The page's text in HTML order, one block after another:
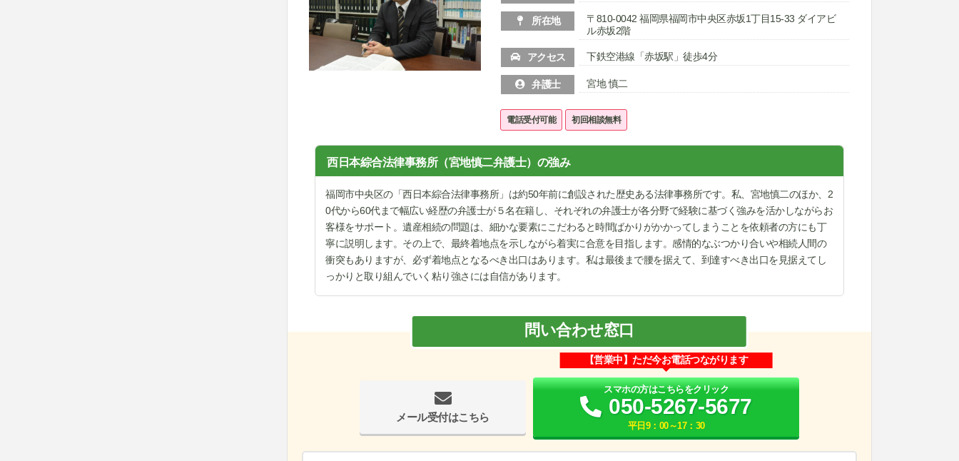
所在地
〒810-0042 福岡県福岡市中央区赤坂1丁目15-33 ダイアビ
ル赤坂2階
アクセス 下鉄空港線「赤坂駅」徒歩4分
弁護士 宮地 慎二
電話受付可能 初回相談無料
西日本綜合法律事務所（宮地慎二弁護士）の強み
福岡市中央区の「西日本綜合法律事務所」は約50年前に創設された歴史ある法律事務所です。私、宮地慎二のほか、2
0代から60代まで幅広い経歴の弁護士が５名在籍し、それぞれの弁護士が各分野で経験に基づく強みを活かしながらお
客様をサポート。遺産相続の問題は、細かな要素にこだわると時間ばかりがかかってしまうことを依頼者の方にも丁
寧に説明します。その上で、最終着地点を示しながら着実に合意を目指します。感情的なぶつかり合いや相続人間の
衝突もありますが、必ず着地点となるべき出口はあります。私は最後まで腰を据えて、到達すべき出口を見据えてし
っかりと取り組んでいく粘り強さには自信があります。
問い合わせ窓口
メール受付はこちら
【営業中】ただ今お電話つながります
スマホの方はこちらをクリック
050-5267-5677
平日9：00～17：30